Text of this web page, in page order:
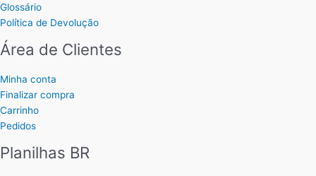
Glossário
Política de Devolução
Área de Clientes
Minha conta
Finalizar compra
Carrinho
Pedidos
Planilhas BR